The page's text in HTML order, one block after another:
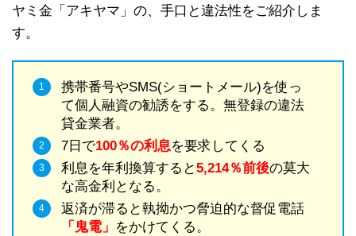
ヤミ金「アキヤマ」の、手口と違法性をご紹介しま
す。
携帯番号やSMS(ショートメール)を使っ
て個人融資の勧誘をする。無登録の違法
貸金業者。
7日で100％の利息を要求してくる
利息を年利換算すると5,214％前後の莫大
な高金利となる。
返済が滞ると執拗かつ脅迫的な督促電話
「鬼電」 をかけてくる。